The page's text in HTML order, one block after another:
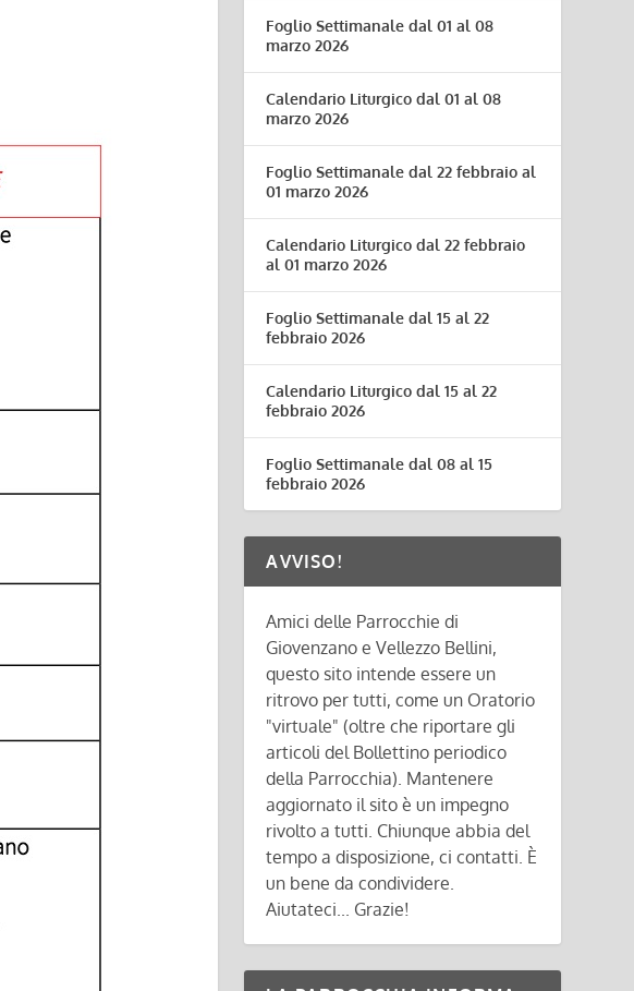
Foglio Settimanale dal 01 al 08
marzo 2026
Calendario Liturgico dal 01 al 08
marzo 2026
Foglio Settimanale dal 22 febbraio al
01 marzo 2026
Calendario Liturgico dal 22 febbraio
al 01 marzo 2026
Foglio Settimanale dal 15 al 22
febbraio 2026
Calendario Liturgico dal 15 al 22
febbraio 2026
Foglio Settimanale dal 08 al 15
febbraio 2026
AVVISO!
Amici delle Parrocchie di
Giovenzano e Vellezzo Bellini,
questo sito intende essere un
ritrovo per tutti, come un Oratorio
"virtuale" (oltre che riportare gli
articoli del Bollettino periodico
della Parrocchia). Mantenere
aggiornato il sito è un impegno
rivolto a tutti. Chiunque abbia del
tempo a disposizione, ci contatti. È
un bene da condividere.
Aiutateci... Grazie!